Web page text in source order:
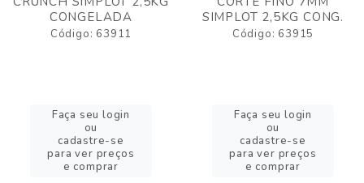
CONGELADA
Código: 63911
Faça seu login
ou
cadastre-se
para ver preços
e comprar
SIMPLOT 2,5KG CONG.
Código: 63915
Faça seu login
ou
cadastre-se
para ver preços
e comprar